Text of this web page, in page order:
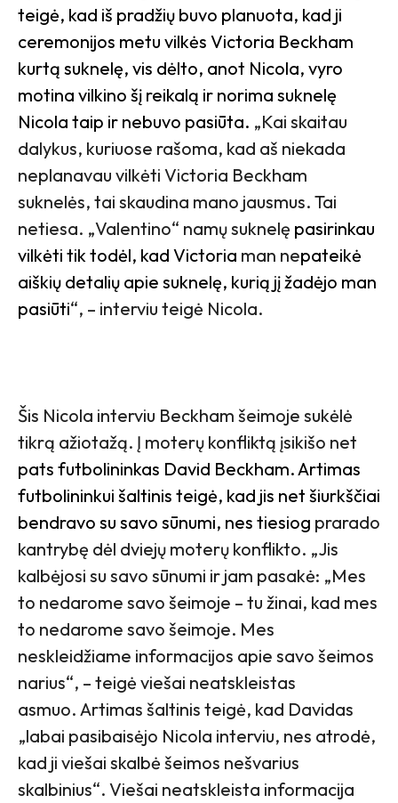
teigė, kad iš pradžių buvo planuota, kad ji
ceremonijos metu vilkės Victoria Beckham
kurtą suknelę, vis dėlto, anot Nicola, vyro
motina vilkino šį reikalą ir norima suknelę
Nicola taip ir nebuvo pasiūta. „Kai skaitau
dalykus, kuriuose rašoma, kad aš niekada
neplanavau vilkėti Victoria Beckham
suknelės, tai skaudina mano jausmus. Tai
netiesa. „Valentino“ namų suknelę pasirinkau
vilkėti tik todėl, kad Victoria man nepateikė
aiškių detalių apie suknelę, kurią jį žadėjo man
pasiūti“, – interviu teigė Nicola.
Šis Nicola interviu Beckham šeimoje sukėlė
tikrą ažiotažą. Į moterų konfliktą įsikišo net
pats futbolininkas David Beckham. Artimas
futbolininkui šaltinis teigė, kad jis net šiurkščiai
bendravo su savo sūnumi, nes tiesiog prarado
kantrybę dėl dviejų moterų konflikto. „Jis
kalbėjosi su savo sūnumi ir jam pasakė: „Mes
to nedarome savo šeimoje – tu žinai, kad mes
to nedarome savo šeimoje. Mes
neskleidžiame informacijos apie savo šeimos
narius“, – teigė viešai neatskleistas
asmuo. Artimas šaltinis teigė, kad Davidas
„labai pasibaisėjo Nicola interviu, nes atrodė,
kad ji viešai skalbė šeimos nešvarius
skalbinius“. Viešai neatskleista informacija